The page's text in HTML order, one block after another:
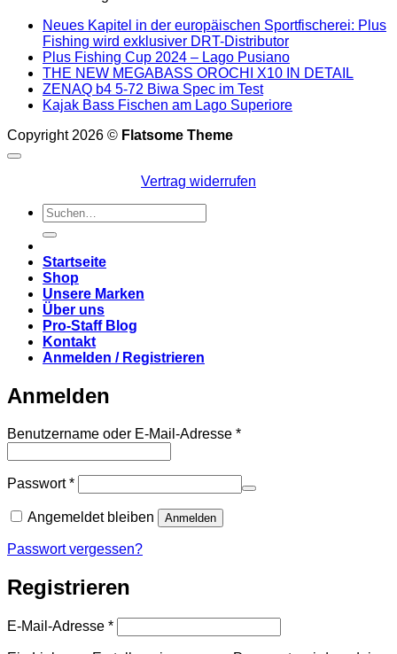
Neues Kapitel in der europäischen Sportfischerei: Plus
Fishing wird exklusiver DRT-Distributor
Plus Fishing Cup 2024 – Lago Pusiano
THE NEW MEGABASS OROCHI X10 IN DETAIL
ZENAQ b4 5-72 Biwa Spec im Test
Kajak Bass Fischen am Lago Superiore
Copyright 2026 © Flatsome Theme
Vertrag widerrufen
Suchen
nach:
Startseite
Shop
Unsere Marken
Über uns
Pro-Staff Blog
Kontakt
Anmelden / Registrieren
Anmelden
Benutzername oder E-Mail-Adresse *Erforderlich
Passwort*Erforderlich
Angemeldet bleiben Anmelden
Passwort vergessen?
Registrieren
E-Mail-Adresse *Erforderlich